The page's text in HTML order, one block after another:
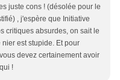
juste cons ! (désolée pour le
, j'espère que Initiative
critiques absurdes, on sait le
est stupide. Et pour
devez certainement avoir
!